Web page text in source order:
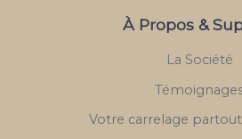
À Propos &
La Société
Votre carrelage